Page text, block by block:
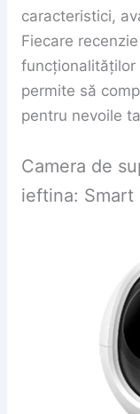
caracteristici,
Fiecare
permite să
pentru nevoile
Camera de
ieftina: Smart